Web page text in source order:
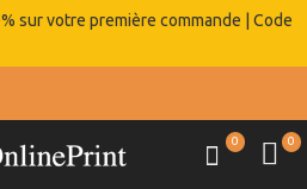
sur votre première commande | Code
0 0